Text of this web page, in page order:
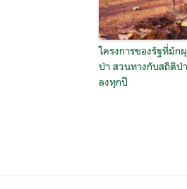
โครงการของรัฐที่มัก
ป่า สวนทางกับสถิติป่
ลงทุกปี